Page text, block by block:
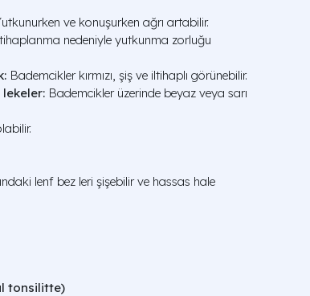
ve konuşurken ağrı artabilir.
nedeniyle yutkunma zorluğu
Bademcikler kırmızı, şiş ve iltihaplı görünebilir.
Bademcikler üzerinde beyaz veya sarı
lenf bez leri şişebilir ve hassas hale
tonsilitte)